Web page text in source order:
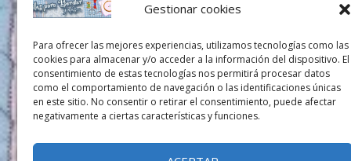
Gestionar cookies
Para ofrecer las mejores experiencias, utilizamos tecnologías como las
cookies para almacenar y/o acceder a la información del dispositivo. El
consentimiento de estas tecnologías nos permitirá procesar datos
como el comportamiento de navegación o las identificaciones únicas
en este sitio. No consentir o retirar el consentimiento, puede afectar
negativamente a ciertas características y funciones.
Noticias
Tutoriales
Uncategorized
Videos